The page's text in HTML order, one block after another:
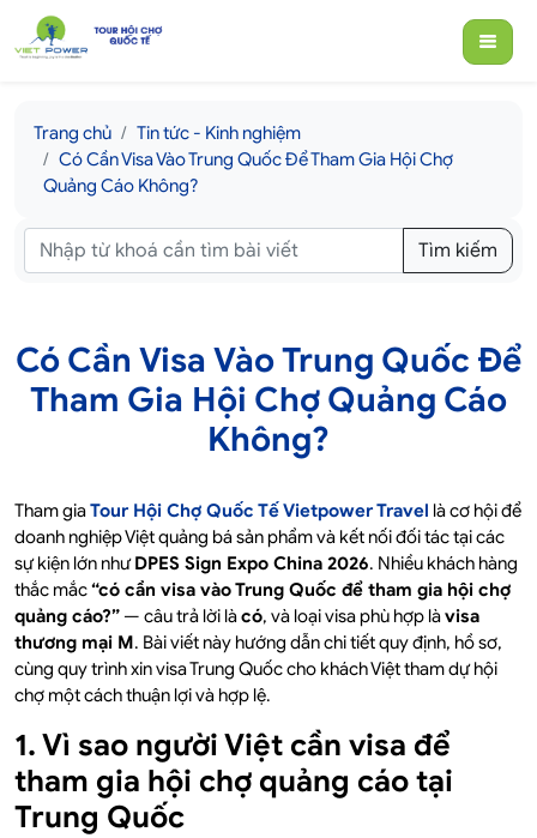
Trang chủ
Tin tức - Kinh nghiệm
Có Cần Visa Vào Trung Quốc Để Tham Gia Hội Chợ
Quảng Cáo Không?
Tìm kiếm
Có Cần Visa Vào Trung Quốc Để
Tham Gia Hội Chợ Quảng Cáo
Không?
Tham giaTour Hội Chợ Quốc Tế Vietpower Travel là cơ hội để
doanh nghiệp Việt quảng bá sản phẩm và kết nối đối tác tại các
sự kiện lớn nhưDPES Sign Expo China 2026. Nhiều khách hàng
thắc mắc“có cần visa vào Trung Quốc để tham gia hội chợ
quảng cáo?” — câu trả lời làcó, và loại visa phù hợp làvisa
thương mại M. Bài viết này hướng dẫn chi tiết quy định, hồ sơ,
cùng quy trình xin visa Trung Quốc cho khách Việt tham dự hội
chợ một cách thuận lợi và hợp lệ.
1. Vì sao người Việt cần visa để
tham gia hội chợ quảng cáo tại
Trung Quốc